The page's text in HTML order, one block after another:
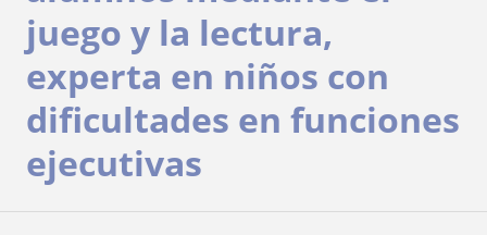
juego y la lectura,
experta en niños con
dificultades en funciones
ejecutivas